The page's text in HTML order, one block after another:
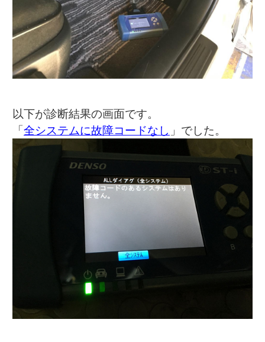
以下が診断結果の画面です。
「全システムに故障コードなし 」でした。